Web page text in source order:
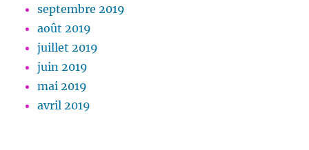
septembre 2019
août 2019
juillet 2019
juin 2019
mai 2019
avril 2019